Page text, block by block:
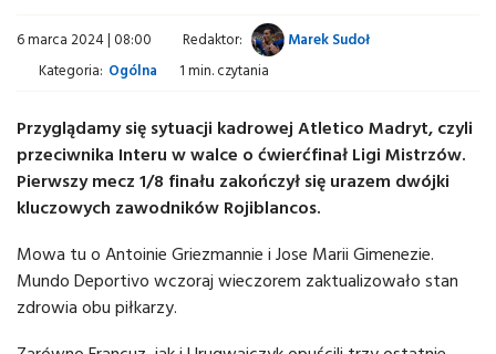
6 marca 2024 | 08:00 Redaktor:
Marek Sudoł
Kategoria: Ogólna 1 min. czytania
Przyglądamy się sytuacji kadrowej Atletico Madryt, czyli
przeciwnika Interu w walce o ćwierćfinał Ligi Mistrzów.
Pierwszy mecz 1/8 finału zakończył się urazem dwójki
kluczowych zawodników Rojiblancos.
Mowa tu o Antoinie Griezmannie i Jose Marii Gimenezie.
Mundo Deportivo wczoraj wieczorem zaktualizowało stan
zdrowia obu piłkarzy.